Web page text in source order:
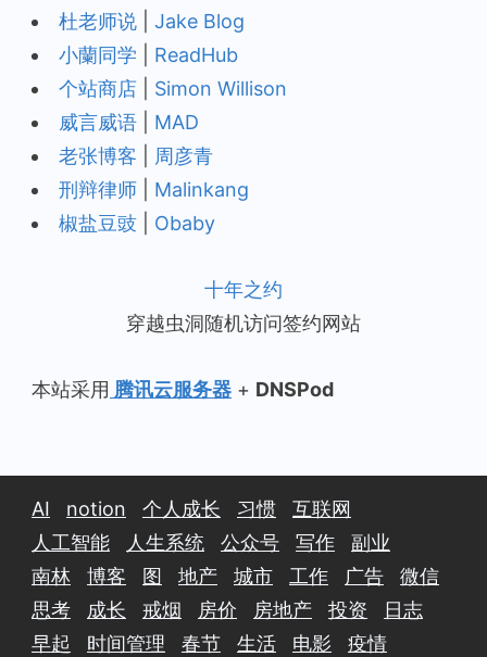
杜老师说
Jake Blog
小蘭同学
ReadHub
个站商店
Simon Willison
威言威语
MAD
老张博客
周彦青
刑辩律师
Malinkang
椒盐豆豉
Obaby
十年之约
穿越虫洞随机访问签约网站
本站采用 腾讯云服务器 + DNSPod
AI notion 个人成长 习惯
互联网
人工智能
人生系统 公众号 写作
副业
南林
博客 图 地产 城市 工作 广告
微信
思考
成长 戒烟 房价 房地产 投资
日志
早起
时间管理 春节 生活 电影 疫情